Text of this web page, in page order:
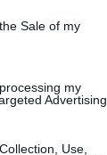
Sale of my
my
Advertising.
Use,